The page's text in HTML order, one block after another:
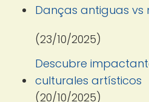
Danças antiguas vs
(23/10/2025)
Descubre
culturales artísticos
(20/10/2025)